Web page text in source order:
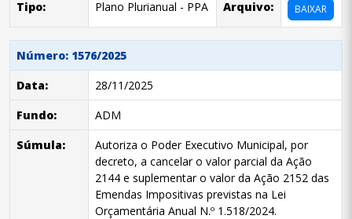
Tipo: Plano Plurianual - PPA Arquivo: BAIXAR
Número: 1576/2025
Data:
28/11/2025
Fundo:
ADM
Súmula:
Autoriza o Poder Executivo Municipal, por
decreto, a cancelar o valor parcial da Ação
2144 e suplementar o valor da Ação 2152 das
Emendas Impositivas previstas na Lei
Orçamentária Anual N.º 1.518/2024.